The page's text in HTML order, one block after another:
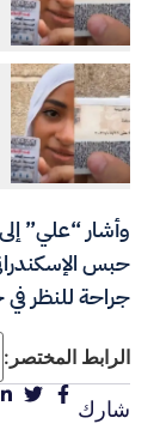
وأشار “علي”
جراحة للنظر في
الرابط المختصر:
شارك